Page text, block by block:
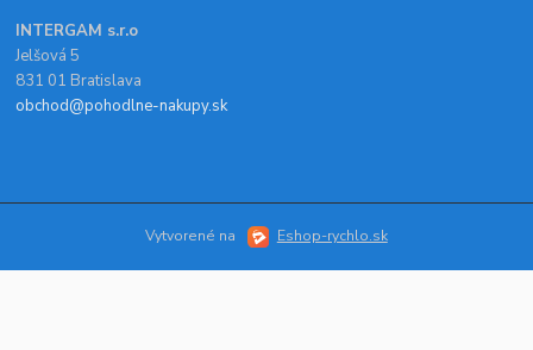
INTERGAM s.r.o
Jelšová 5
831 01 Bratislava
obchod@pohodlne-nakupy.sk
Vytvorené na Eshop-rychlo.sk